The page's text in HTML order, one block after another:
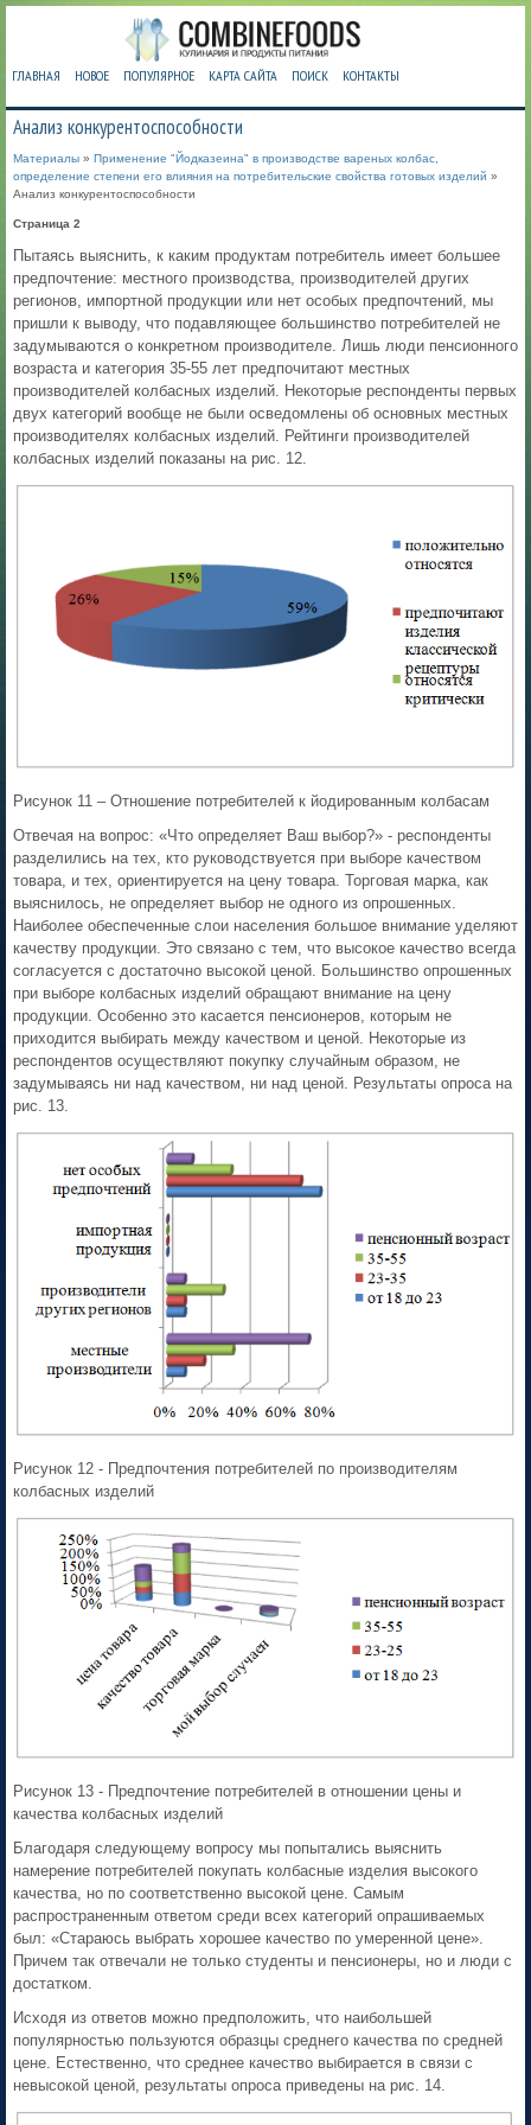
ГЛАВНАЯ НОВОЕ ПОПУЛЯРНОЕ КАРТА САЙТА ПОИСК КОНТАКТЫ
Анализ конкурентоспособности
Материалы » Применение "Йодказеина" в производстве вареных колбас,
определение степени его влияния на потребительские свойства готовых изделий »
Анализ конкурентоспособности
Страница 2
Пытаясь выяснить, к каким продуктам потребитель имеет большее
предпочтение: местного производства, производителей других
регионов, импортной продукции или нет особых предпочтений, мы
пришли к выводу, что подавляющее большинство потребителей не
задумываются о конкретном производителе. Лишь люди пенсионного
возраста и категория 35-55 лет предпочитают местных
производителей колбасных изделий. Некоторые респонденты первых
двух категорий вообще не были осведомлены об основных местных
производителях колбасных изделий. Рейтинги производителей
колбасных изделий показаны на рис. 12.
Рисунок 11 – Отношение потребителей к йодированным колбасам
Отвечая на вопрос: «Что определяет Ваш выбор?» - респонденты
разделились на тех, кто руководствуется при выборе качеством
товара, и тех, ориентируется на цену товара. Торговая марка, как
выяснилось, не определяет выбор не одного из опрошенных.
Наиболее обеспеченные слои населения большое внимание уделяют
качеству продукции. Это связано с тем, что высокое качество всегда
согласуется с достаточно высокой ценой. Большинство опрошенных
при выборе колбасных изделий обращают внимание на цену
продукции. Особенно это касается пенсионеров, которым не
приходится выбирать между качеством и ценой. Некоторые из
респондентов осуществляют покупку случайным образом, не
задумываясь ни над качеством, ни над ценой. Результаты опроса на
рис. 13.
Рисунок 12 - Предпочтения потребителей по производителям
колбасных изделий
Рисунок 13 - Предпочтение потребителей в отношении цены и
качества колбасных изделий
Благодаря следующему вопросу мы попытались выяснить
намерение потребителей покупать колбасные изделия высокого
качества, но по соответственно высокой цене. Самым
распространенным ответом среди всех категорий опрашиваемых
был: «Стараюсь выбрать хорошее качество по умеренной цене».
Причем так отвечали не только студенты и пенсионеры, но и люди с
достатком.
Исходя из ответов можно предположить, что наибольшей
популярностью пользуются образцы среднего качества по средней
цене. Естественно, что среднее качество выбирается в связи с
невысокой ценой, результаты опроса приведены на рис. 14.